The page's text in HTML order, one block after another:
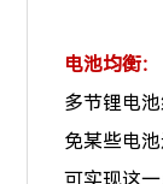
电池均衡：
多节锂电
免某些电